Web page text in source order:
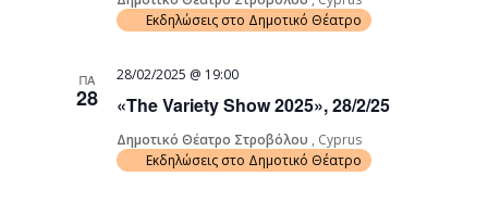
Εκδηλώσεις στο Δημοτικό Θέατρο
ΠΑ
28 «The Variety Show 2025», 28/2/25
28/02/2025 @ 19:00
Δημοτικό Θέατρο Στροβόλου , Cyprus
Εκδηλώσεις στο Δημοτικό Θέατρο